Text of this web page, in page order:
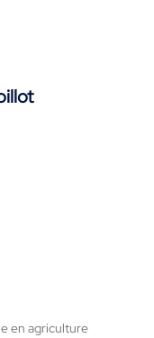
en agriculture